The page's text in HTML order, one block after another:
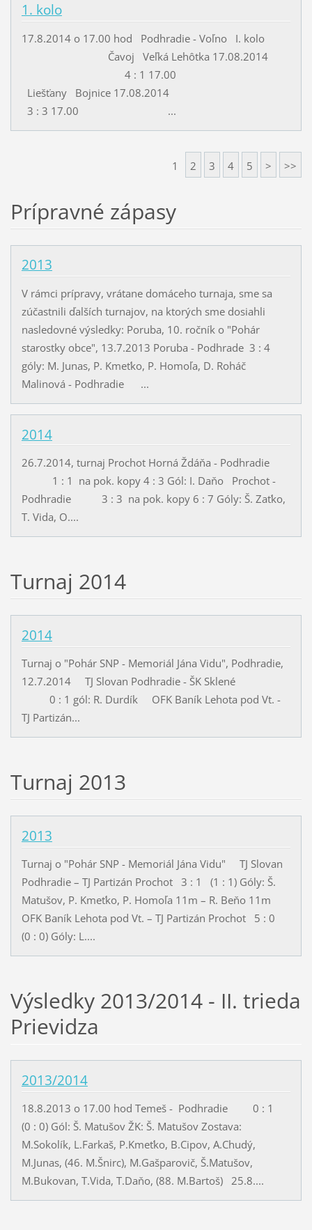
1. kolo
17.8.2014 o 17.00 hod Podhradie - Voľno I. kolo
Čavoj Veľká Lehôtka 17.08.2014
4 : 1 17.00
Liešťany Bojnice 17.08.2014
3 : 3 17.00 ...
1 2 3 4 5 > >>
Prípravné zápasy
2013
V rámci prípravy, vrátane domáceho turnaja, sme sa
zúčastnili ďalších turnajov, na ktorých sme dosiahli
nasledovné výsledky: Poruba, 10. ročník o "Pohár
starostky obce", 13.7.2013 Poruba - Podhrade 3 : 4
góly: M. Junas, P. Kmeťko, P. Homoľa, D. Roháč
Malinová - Podhradie ...
2014
26.7.2014, turnaj Prochot Horná Ždáňa - Podhradie
1 : 1 na pok. kopy 4 : 3 Gól: I. Daňo Prochot -
Podhradie 3 : 3 na pok. kopy 6 : 7 Góly: Š. Zaťko,
T. Vida, O....
Turnaj 2014
2014
Turnaj o "Pohár SNP - Memoriál Jána Vidu", Podhradie,
12.7.2014 TJ Slovan Podhradie - ŠK Sklené
0 : 1 gól: R. Durdík OFK Baník Lehota pod Vt. -
TJ Partizán...
Turnaj 2013
2013
Turnaj o "Pohár SNP - Memoriál Jána Vidu" TJ Slovan
Podhradie – TJ Partizán Prochot 3 : 1 (1 : 1) Góly: Š.
Matušov, P. Kmeťko, P. Homoľa 11m – R. Beňo 11m
OFK Baník Lehota pod Vt. – TJ Partizán Prochot 5 : 0
(0 : 0) Góly: L....
Výsledky 2013/2014 - II. trieda
Prievidza
2013/2014
18.8.2013 o 17.00 hod Temeš - Podhradie 0 : 1
(0 : 0) Gól: Š. Matušov ŽK: Š. Matušov Zostava:
M.Sokolík, L.Farkaš, P.Kmeťko, B.Cipov, A.Chudý,
M.Junas, (46. M.Šnirc), M.Gašparovič, Š.Matušov,
M.Bukovan, T.Vida, T.Daňo, (88. M.Bartoš) 25.8....